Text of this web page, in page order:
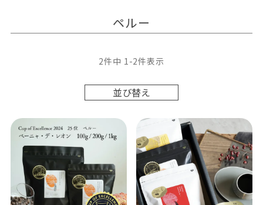
ペルー
並び替え
2件中 1 -2件表示